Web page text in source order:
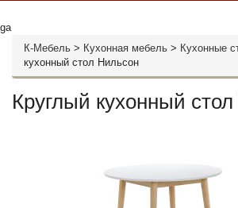
ga
К-Мебель > Кухонная мебель > Кухонные
кухонный стол Нильсон
Круглый кухонный